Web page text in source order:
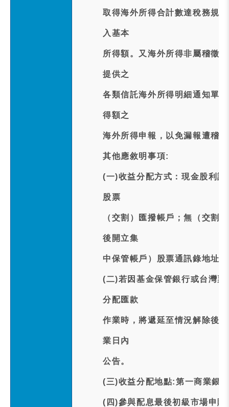
取得海外所得合計數達稅務規
入基本
所得額。又海外所得非屬稽徵
提供之
各類信託海外所得明細通知單
得額之
海外所得申報，以免漏報遭稽
其他應敘明事項:
(一)收益分配方式：現金股利
股票
（交割）匯撥帳戶；無（交割
後開立集
中保管帳戶）股票通訊錄地址。
(二)若因基金保管銀行或台灣
分配匯款
作業時，將遞延至情況解除後
業日內
公告。
(三)收益分配地點:第一商業銀
(四)參與配息最後初級市場申